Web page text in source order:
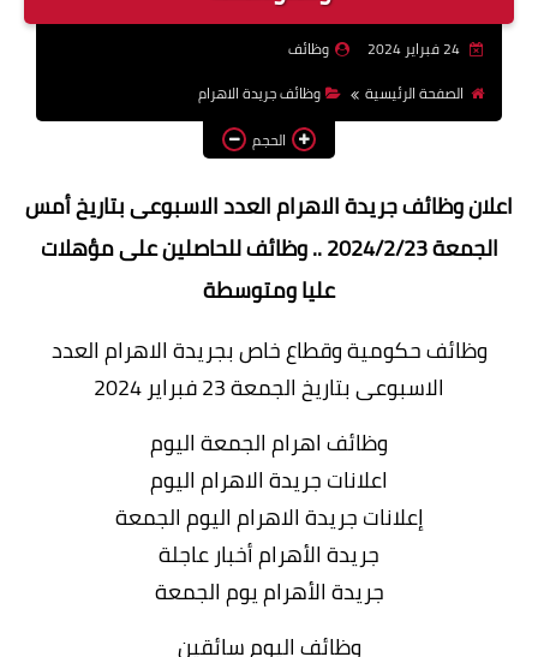
24 فبراير 2024
وظائف
الصفحة الرئيسية
وظائف جريدة الاهرام
الحجم
اعلان وظائف جريدة الاهرام العدد الاسبوعى بتاريخ أمس
الجمعة 2024/2/23 .. وظائف للحاصلين على مؤهلات
عليا ومتوسطة
وظائف حكومية وقطاع خاص بجريدة الاهرام العدد
الاسبوعى بتاريخ الجمعة 23 فبراير 2024
وظائف اهرام الجمعة اليوم
اعلانات جريدة الاهرام اليوم
إعلانات جريدة الاهرام اليوم الجمعة
جريدة الأهرام أخبار عاجلة
جريدة الأهرام يوم الجمعة
وظائف اليوم سائقين